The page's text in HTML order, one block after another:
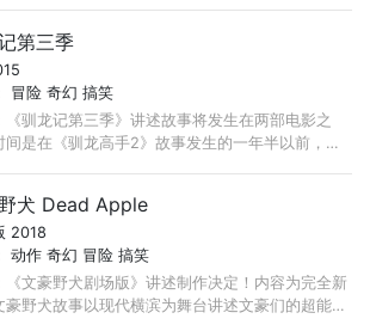
第三季
冒险 奇幻 搞笑
《驯龙记第三季》讲述故事将发生在两部电影之
间是在《驯龙高手2》故事发生的一年半以前，类
犬 Dead Apple
2018
动作 奇幻 冒险 搞笑
《文豪野犬剧场版》讲述制作决定！内容为完全新
豪野犬故事以现代横滨为舞台讲述文豪们的超能力